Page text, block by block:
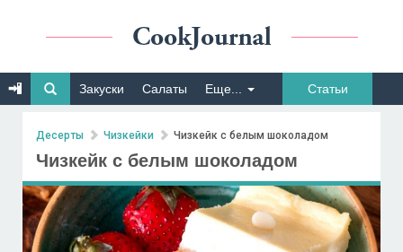
Закуски Салаты Еще... Статьи
Десерты Чизкейки Чизкейк с белым шоколадом
Чизкейк с белым шоколадом